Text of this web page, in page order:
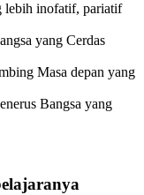
lebih inofatif, pariatif
yang Cerdas
Masa depan yang
Bangsa yang